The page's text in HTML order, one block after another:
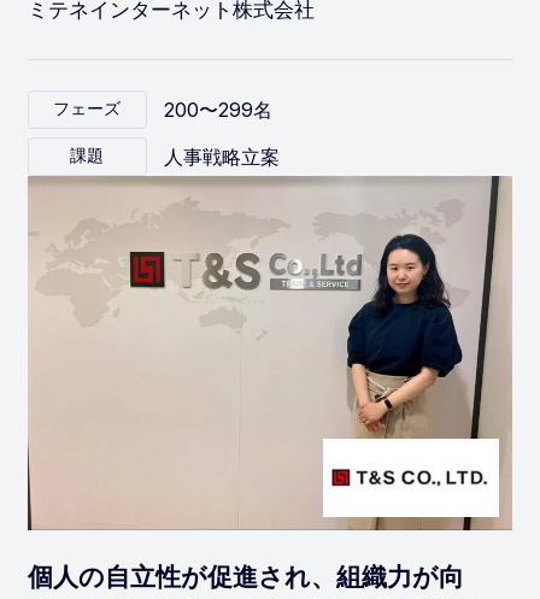
ミテネインターネット株式会社
フェーズ 200〜299名
課題 人事戦略立案
個人の自立性が促進され、組織力が向